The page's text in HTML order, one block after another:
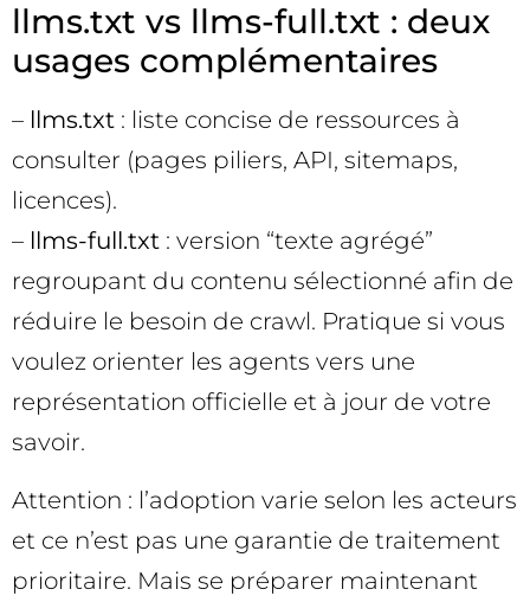
llms.txt vs llms-full.txt : deux
usages complémentaires
– llms.txt : liste concise de ressources à
consulter (pages piliers, API, sitemaps,
licences).
– llms-full.txt : version “texte agrégé”
regroupant du contenu sélectionné afin de
réduire le besoin de crawl. Pratique si vous
voulez orienter les agents vers une
représentation officielle et à jour de votre
savoir.
Attention : l’adoption varie selon les acteurs
et ce n’est pas une garantie de traitement
prioritaire. Mais se préparer maintenant